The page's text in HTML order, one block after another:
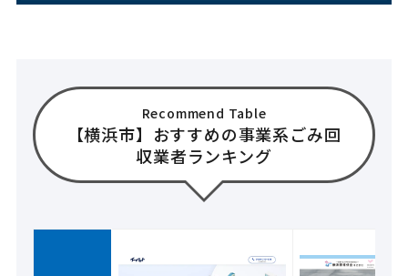
Recommend Table
【横浜市】おすすめの事業系ごみ回
収業者ランキング